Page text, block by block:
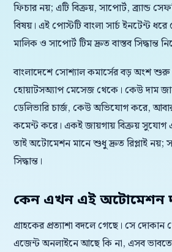
ফিচার নয়; এটি বিক্রয়, সাপোর্ট, ব্র্যান্ড
বিষয়। এই পোস্টটি বাংলা সার্চ ইনটেন্ট ধরে
মালিক ও সাপোর্ট টিম দ্রুত বাস্তব সিদ্ধান্ত
বাংলাদেশে সোশ্যাল কমার্সের বড় অংশ শুরু
হোয়াটসঅ্যাপ মেসেজ থেকে। কেউ দাম
ডেলিভারি চার্জ, কেউ অভিযোগ করে,
কমেন্ট করে। একই জায়গায় বিক্রয় সুযোগ
তাই অটোমেশন মানে শুধু দ্রুত রিপ্লাই নয়;
সিদ্ধান্ত।
কেন এখন এই অটোমেশন
গ্রাহকের প্রত্যাশা বদলে গেছে। সে
এজেন্ট অনলাইনে আছে কি না, এসব ভাবতে